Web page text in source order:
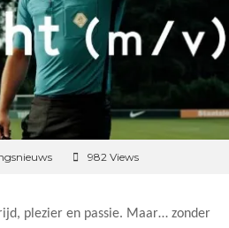
982 Views
plezier en passie. Maar… zonder